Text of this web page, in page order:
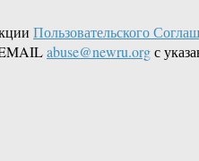
Пользовательского
abuse@newru.orgс